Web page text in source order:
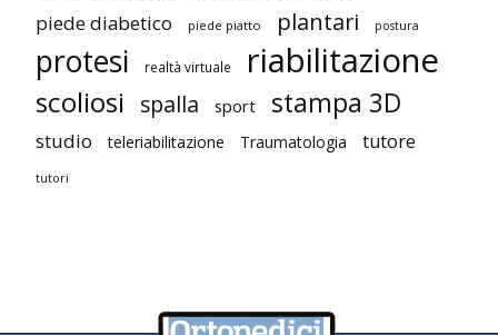
piede diabetico piede piatto plantari postura
protesi realtà virtuale riabilitazione
scoliosi spalla sport stampa 3D
studio teleriabilitazione Traumatologia tutore
tutori